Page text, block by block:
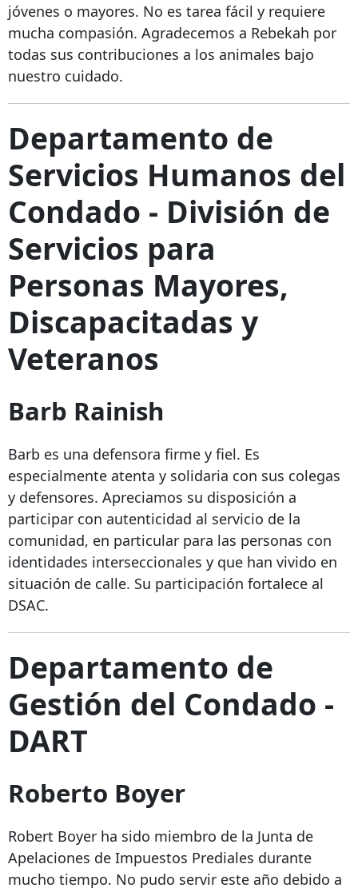
jóvenes o mayores. No es tarea fácil y requiere
mucha compasión. Agradecemos a Rebekah por
todas sus contribuciones a los animales bajo
nuestro cuidado.
Departamento de
Servicios Humanos del
Condado - División de
Servicios para
Personas Mayores,
Discapacitadas y
Veteranos
Barb Rainish
Barb es una defensora firme y fiel. Es
especialmente atenta y solidaria con sus colegas
y defensores. Apreciamos su disposición a
participar con autenticidad al servicio de la
comunidad, en particular para las personas con
identidades interseccionales y que han vivido en
situación de calle. Su participación fortalece al
DSAC.
Departamento de
Gestión del Condado -
DART
Roberto Boyer
Robert Boyer ha sido miembro de la Junta de
Apelaciones de Impuestos Prediales durante
mucho tiempo. No pudo servir este año debido a